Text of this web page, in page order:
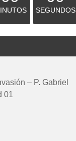
SEGUNDOS
– P. Gabriel
01